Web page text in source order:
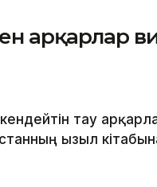
арқарлар
тау
Қызыл